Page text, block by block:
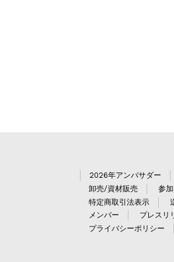
2026年アンバサダー
卸売/資材販売
参
特定商取引法表示
メンバー
プレスリ
プライバシーポリシー